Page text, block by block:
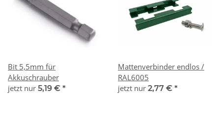
Bit 5,5mm für
Akkuschrauber
jetzt nur 5,19 € *
Mattenverbinder endlos /
RAL6005
jetzt nur 2,77 € *